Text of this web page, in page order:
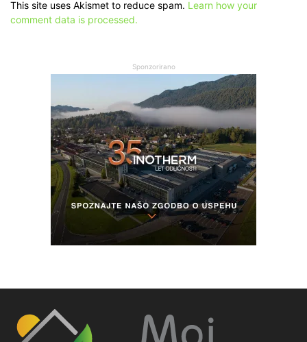
This site uses Akismet to reduce spam. Learn how your
comment data is processed.
Sponzorirano